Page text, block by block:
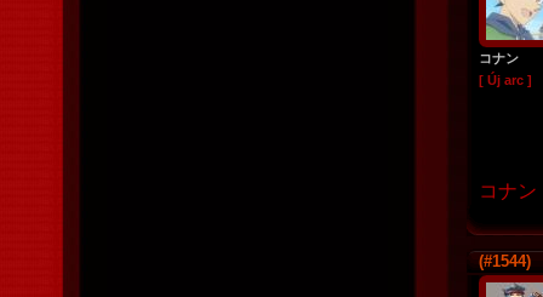
コナン
[ Új arc ]
コナン
(#1544)